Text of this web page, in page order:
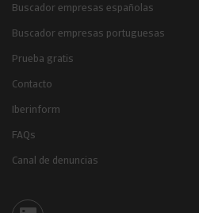
Buscador empresas españolas
Buscador empresas portuguesas
Prueba gratis
Contacto
Iberinform
FAQs
Canal de denuncias